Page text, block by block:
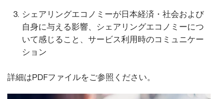
シェアリングエコノミーが日本経済・社会および
自身に与える影響、シェアリングエコノミーにつ
いて感じること、サービス利用時のコミュニケー
ション
詳細はPDFファイルをご参照ください。